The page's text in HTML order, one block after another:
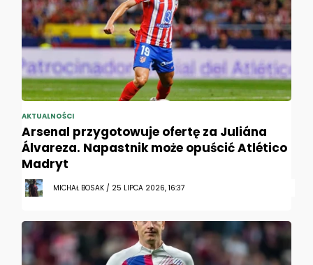
AKTUALNOŚCI
Arsenal przygotowuje ofertę za Juliána
Álvareza. Napastnik może opuścić Atlético
Madryt
MICHAŁ BOSAK / 25 LIPCA 2026, 16:37